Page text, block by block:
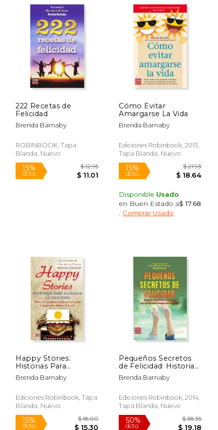
15%
dcto. $ 12.75
15%
dcto.
222 Recetas de
Felicidad
Brenda Barnaby
ROBINBOOK, Tapa
Blanda, Nuevo
15%
Cómo Evitar
Amargarse La Vida
Brenda Barnaby
Ediciones Robinbook, 2013,
Tapa Blanda, Nuevo
15%
dcto.
Disponible Usado
en Buen Estado a$ 17.68
Comprar Usado
Happy Stories:
Historias Para
Alcanzar La Felicidad
Brenda Barnaby
Ediciones Robinbook, Tapa
Blanda, Nuevo
Pequeños Secretos
de Felicidad: Historias,
Experiencias Y
Anécdotas Que Nos
Para Ser Felices
Brenda Barnaby
Ediciones Robinbook, 2014,
Tapa Blanda, Nuevo